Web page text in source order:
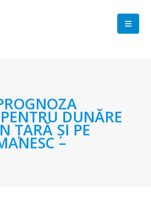
DUNĂRE
ŢARĂ ŞI PE
–